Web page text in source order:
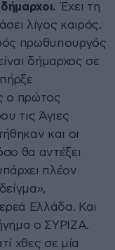
Έχει τη
λίγος καιρός.
πρωθυπουργός
δήμαρχος σε
ο πρώτος
τις Άγιες
και οι
θα αντέξει
πλέον
Ελλάδα. Και
ο ΣΥΡΙΖΑ.
χθες σε μία